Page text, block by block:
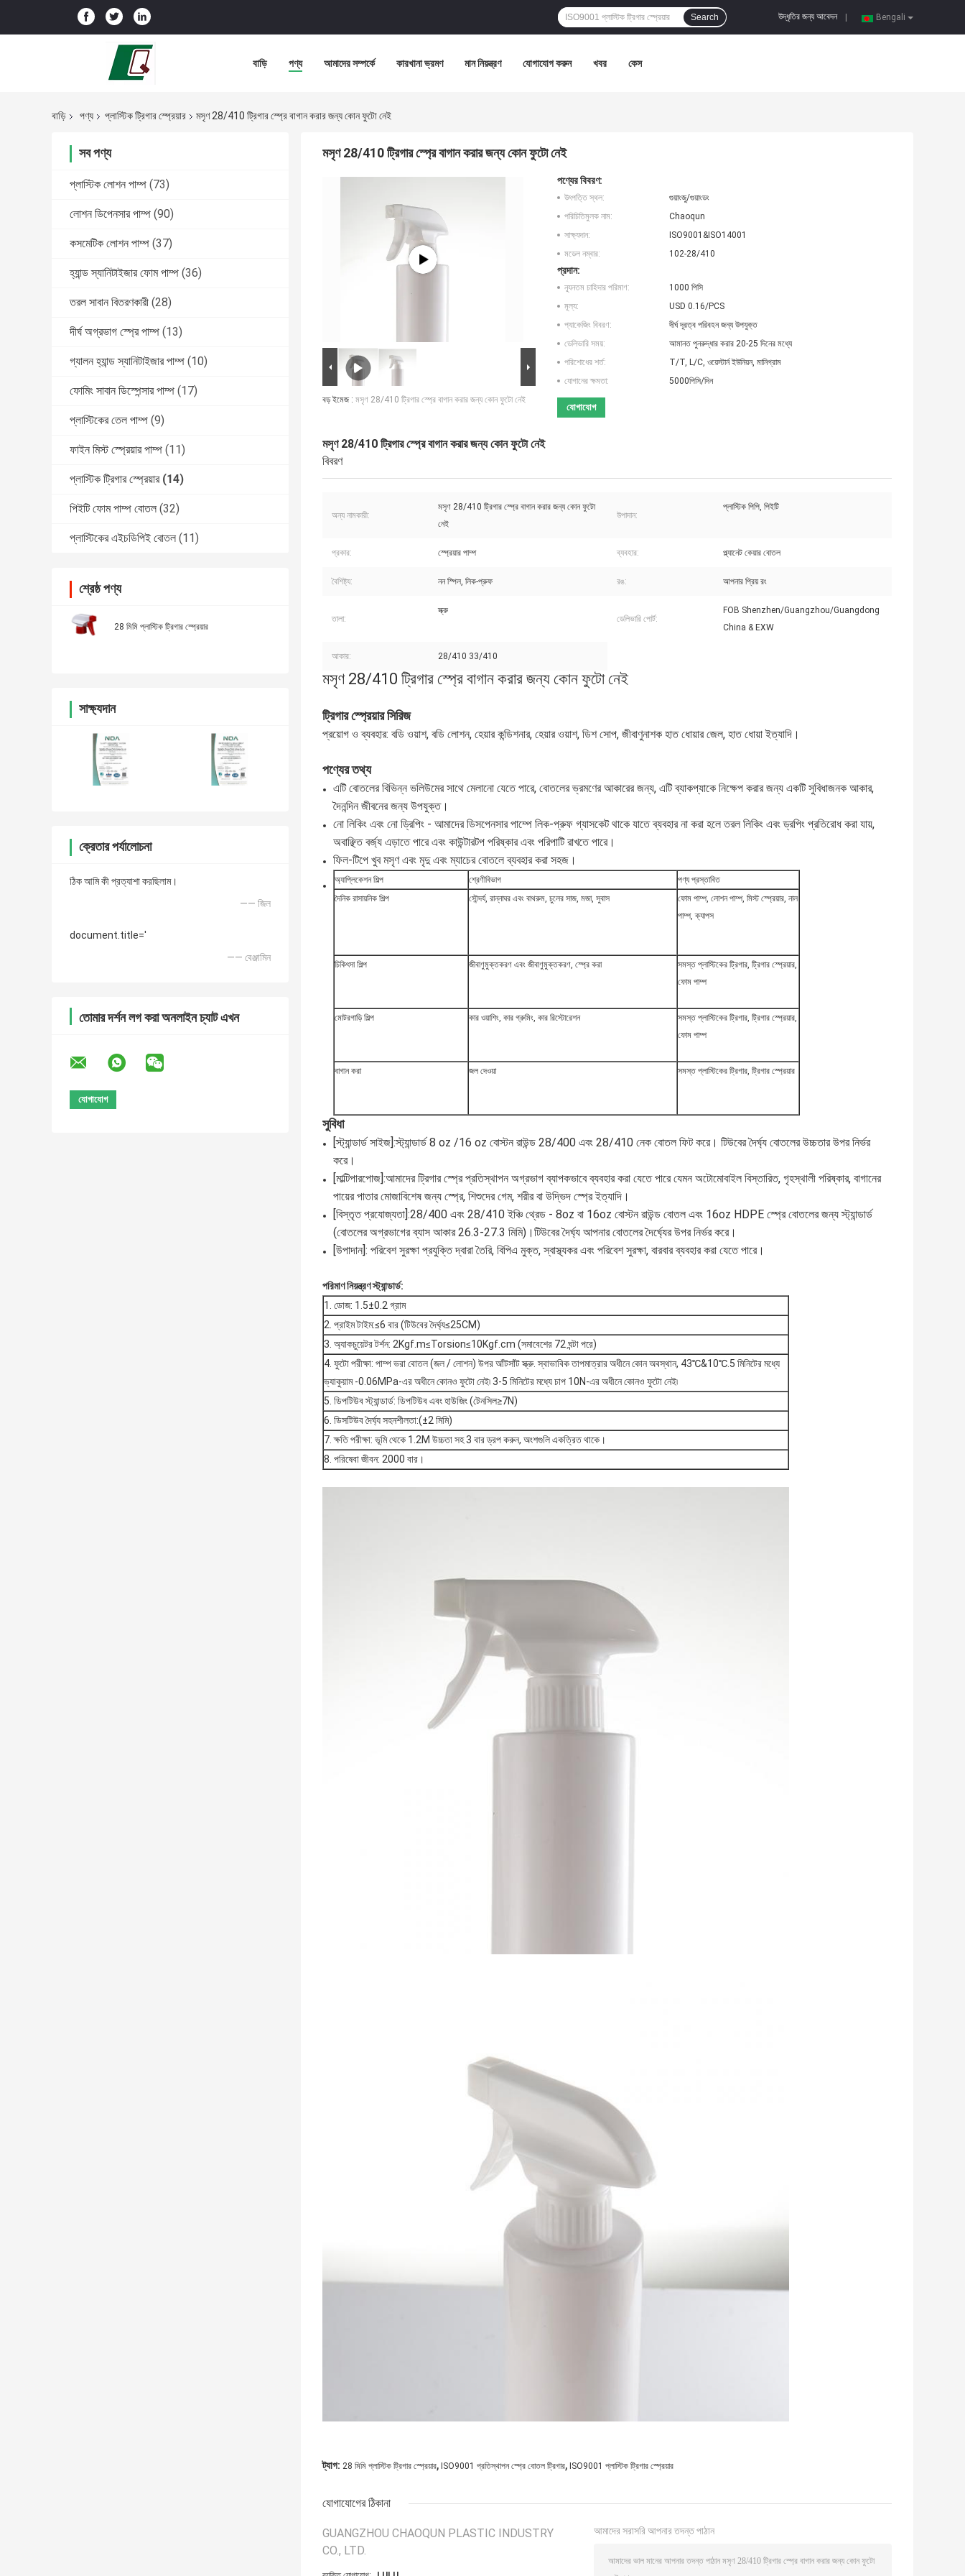
Bengali
উদ্ধৃতির জন্য আবেদন
Search
বাড়ি পণ্য আমাদের সম্পর্কে কারখানা ভ্রমণ মান নিয়ন্ত্রণ যোগাযোগ করুন খবর কেস
বাড়ি পণ্য প্লাস্টিক ট্রিগার স্প্রেয়ার মসৃণ 28/410 ট্রিগার স্প্রে বাগান করার জন্য কোন ফুটো নেই
সব পণ্য
প্লাস্টিক লোশন পাম্প (73)
লোশন ডিপেনসার পাম্প (90)
কসমেটিক লোশন পাম্প (37)
হ্যান্ড স্যানিটাইজার ফোম পাম্প (36)
তরল সাবান বিতরণকারী (28)
দীর্ঘ অগ্রভাগ স্প্রে পাম্প (13)
গ্যালন হ্যান্ড স্যানিটাইজার পাম্প (10)
ফোমিং সাবান ডিস্পেন্সার পাম্প (17)
প্লাস্টিকের তেল পাম্প (9)
ফাইন মিস্ট স্প্রেয়ার পাম্প (11)
প্লাস্টিক ট্রিগার স্প্রেয়ার (14)
পিইটি ফোম পাম্প বোতল (32)
প্লাস্টিকের এইচডিপিই বোতল (11)
শ্রেষ্ঠ পণ্য
28 মিমি প্লাস্টিক ট্রিগার স্প্রেয়ার
সাক্ষ্যদান
ক্রেতার পর্যালোচনা
ঠিক আমি কী প্রত্যাশা করছিলাম।
—— জিল
document.title='
—— বেঞ্জামিন
তোমার দর্শন লগ করা অনলাইন চ্যাট এখন
মসৃণ 28/410 ট্রিগার স্প্রে বাগান করার জন্য কোন ফুটো নেই
বড় ইমেজ : মসৃণ 28/410 ট্রিগার স্প্রে বাগান করার জন্য কোন ফুটো নেই
পণ্যের বিবরণ:
উৎপত্তি স্থল:
গুয়াংজু/গুয়াংডং
পরিচিতিমুলক নাম:
Chaoqun
সাক্ষ্যদান:
ISO9001&ISO14001
মডেল নম্বার:
102-28/410
প্রদান:
ন্যূনতম চাহিদার পরিমাণ:
1000 পিসি
মূল্য:
USD 0.16/PCS
প্যাকেজিং বিবরণ:
দীর্ঘ দূরত্ব পরিবহন জন্য উপযুক্ত
ডেলিভারি সময়:
আমানত পুনরুদ্ধার করার 20-25 দিনের মধ্যে
পরিশোধের শর্ত:
T/T, L/C, ওয়েস্টার্ন ইউনিয়ন, মানিগ্রাম
যোগানের ক্ষমতা:
5000পিসি/দিন
যোগাযোগ
মসৃণ 28/410 ট্রিগার স্প্রে বাগান করার জন্য কোন ফুটো নেই
বিবরণ
অন্য নামকারী:
মসৃণ 28/410 ট্রিগার স্প্রে বাগান করার জন্য কোন ফুটো
নেই
উপাদান:
প্লাস্টিক পিপি, পিইটি
প্রকার: স্প্রেয়ার পাম্প ব্যবহার: প্ল্যানেট কেয়ার বোতল
বৈশিষ্ট্য: নন স্পিল, লিক-প্রুফ রঙ: আপনার প্রিয় রং
তালা:
স্ক্রু
ডেলিভারি পোর্ট:
FOB Shenzhen/Guangzhou/Guangdong
China & EXW
আকার: 28/410 33/410
মসৃণ 28/410 ট্রিগার স্প্রে বাগান করার জন্য কোন ফুটো নেই
ট্রিগার স্প্রেয়ার সিরিজ
প্রয়োগ ও ব্যবহার: বডি ওয়াশ, বডি লোশন, হেয়ার কন্ডিশনার, হেয়ার ওয়াশ, ডিশ সোপ, জীবাণুনাশক হাত ধোয়ার জেল, হাত ধোয়া ইত্যাদি।
পণ্যের তথ্য
এটি বোতলের বিভিন্ন ভলিউমের সাথে মেলানো যেতে পারে, বোতলের ভ্রমণের আকারের জন্য, এটি ব্যাকপ্যাকে নিক্ষেপ করার জন্য একটি সুবিধাজনক আকার,
দৈনন্দিন জীবনের জন্য উপযুক্ত।
নো লিকিং এবং নো ড্রিপিং - আমাদের ডিসপেনসার পাম্পে লিক-প্রুফ গ্যাসকেট থাকে যাতে ব্যবহার না করা হলে তরল লিকিং এবং ড্রপিং প্রতিরোধ করা যায়,
অবাঞ্ছিত বর্জ্য এড়াতে পারে এবং কাউন্টারটপ পরিষ্কার এবং পরিপাটি রাখতে পারে।
ফিল-টিপে খুব মসৃণ এবং মৃদু এবং ম্যাচের বোতলে ব্যবহার করা সহজ।
অ্যাপ্লিকেশন শিল্প শ্রেণীবিভাগ
পণ্য প্রস্তাবিত
দৈনিক রাসায়নিক শিল্প
সৌন্দর্য, রান্নাঘর এবং বাথরুম, চুলের সাজ, মজা, সুবাস
ফোম পাম্প, লোশন পাম্প, মিস্ট স্প্রেয়ার, নাল
পাম্প, ক্যাপস
চিকিৎসা শিল্প জীবাণুমুক্তকরণ এবং জীবাণুমুক্তকরণ, স্প্রে করা
সমস্ত প্লাস্টিকের ট্রিগার, ট্রিগার স্প্রেয়ার,
ফোম পাম্প
মোটরগাড়ি শিল্প কার ওয়াশিং, কার গ্রুমিং, কার রিস্টোরেশন
সমস্ত প্লাস্টিকের ট্রিগার, ট্রিগার স্প্রেয়ার,
ফোম পাম্প
বাগান করা জল দেওয়া সমস্ত প্লাস্টিকের ট্রিগার, ট্রিগার স্প্রেয়ার
সুবিধা
[স্ট্যান্ডার্ড সাইজ]:স্ট্যান্ডার্ড 8 oz /16 oz বোস্টন রাউন্ড 28/400 এবং 28/410 নেক বোতল ফিট করে। টিউবের দৈর্ঘ্য বোতলের উচ্চতার উপর নির্ভর
করে।
[মাল্টিপারপোজ]:আমাদের ট্রিগার স্প্রে প্রতিস্থাপন অগ্রভাগ ব্যাপকভাবে ব্যবহার করা যেতে পারে যেমন অটোমোবাইল বিস্তারিত, গৃহস্থালী পরিষ্কার, বাগানের
পায়ের পাতার মোজাবিশেষ জন্য স্প্রে, শিশুদের গেম, শরীর বা উদ্ভিদ স্প্রে ইত্যাদি।
[বিস্তৃত প্রযোজ্যতা]:28/400 এবং 28/410 ইঞ্চি থ্রেড - 8oz বা 16oz বোস্টন রাউন্ড বোতল এবং 16oz HDPE স্প্রে বোতলের জন্য স্ট্যান্ডার্ড
(বোতলের অগ্রভাগের ব্যাস আকার 26.3-27.3 মিমি)।টিউবের দৈর্ঘ্য আপনার বোতলের দৈর্ঘ্যের উপর নির্ভর করে।
[উপাদান]: পরিবেশ সুরক্ষা প্রযুক্তি দ্বারা তৈরি, বিপিএ মুক্ত, স্বাস্থ্যকর এবং পরিবেশ সুরক্ষা, বারবার ব্যবহার করা যেতে পারে।
পরিমাণ নিয়ন্ত্রণ স্ট্যান্ডার্ড:
1. ডোজ: 1.5±0.2 গ্রাম
2. প্রাইম টাইম:≤6 বার (টিউবের দৈর্ঘ্য≤25CM)
3. অ্যাকচুয়েটর টর্শন: 2Kgf.m≤Torsion≤10Kgf.cm (সমাবেশের 72 ঘন্টা পরে)
4. ফুটো পরীক্ষা: পাম্প ভরা বোতল (জল / লোশন) উপর আঁটসাঁট স্ক্রু. স্বাভাবিক তাপমাত্রার অধীনে কোন অবস্থান, 43℃&10℃.5 মিনিটের মধ্যে
ভ্যাকুয়াম -0.06MPa-এর অধীনে কোনও ফুটো নেই৷ 3-5 মিনিটের মধ্যে চাপ 10N-এর অধীনে কোনও ফুটো নেই৷
5. ডিপটিউব স্ট্যান্ডার্ড: ডিপটিউব এবং হাউজিং (টেনসিল≥7N)
6. ডিসটিউব দৈর্ঘ্য সহনশীলতা:(±2 মিমি)
7. ক্ষতি পরীক্ষা: ভূমি থেকে 1.2M উচ্চতা সহ 3 বার ড্রপ করুন, অংশগুলি একত্রিত থাকে।
8. পরিষেবা জীবন: 2000 বার।
ট্যাগ: 28 মিমি প্লাস্টিক ট্রিগার স্প্রেয়ার, ISO9001 প্রতিস্থাপন স্প্রে বোতল ট্রিগার, ISO9001 প্লাস্টিক ট্রিগার স্প্রেয়ার
যোগাযোগের ঠিকানা
GUANGZHOU CHAOQUN PLASTIC INDUSTRY
CO., LTD.
আমাদের সরাসরি আপনার তদন্ত পাঠান